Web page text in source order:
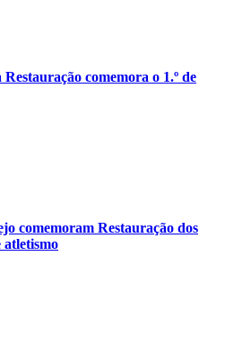
comemora o 1.º de
comemoram Restauração dos
atletismo